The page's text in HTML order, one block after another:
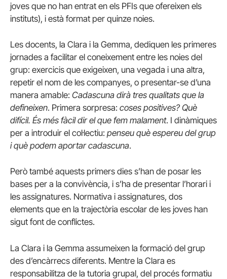
joves que no han entrat en els PFIs que ofereixen els
instituts), i està format per quinze noies.
Les docents, la Clara i la Gemma, dediquen les primeres
jornades a facilitar el coneixement entre les noies del
grup: exercicis que exigeixen, una vegada i una altra,
repetir el nom de les companyes, o presentar-se d’una
manera amable: Cadascuna dirà tres qualitats que la
defineixen. Primera sorpresa: coses positives? Què
difícil. És més fàcil dir el que fem malament. I dinàmiques
per a introduir el col·lectiu: penseu què espereu del grup
i què podem aportar cadascuna.
Però també aquests primers dies s’han de posar les
bases per a la convivència, i s’ha de presentar l’horari i
les assignatures. Normativa i assignatures, dos
elements que en la trajectòria escolar de les joves han
sigut font de conflictes.
La Clara i la Gemma assumeixen la formació del grup
des d’encàrrecs diferents. Mentre la Clara es
responsabilitza de la tutoria grupal, del procés formatiu